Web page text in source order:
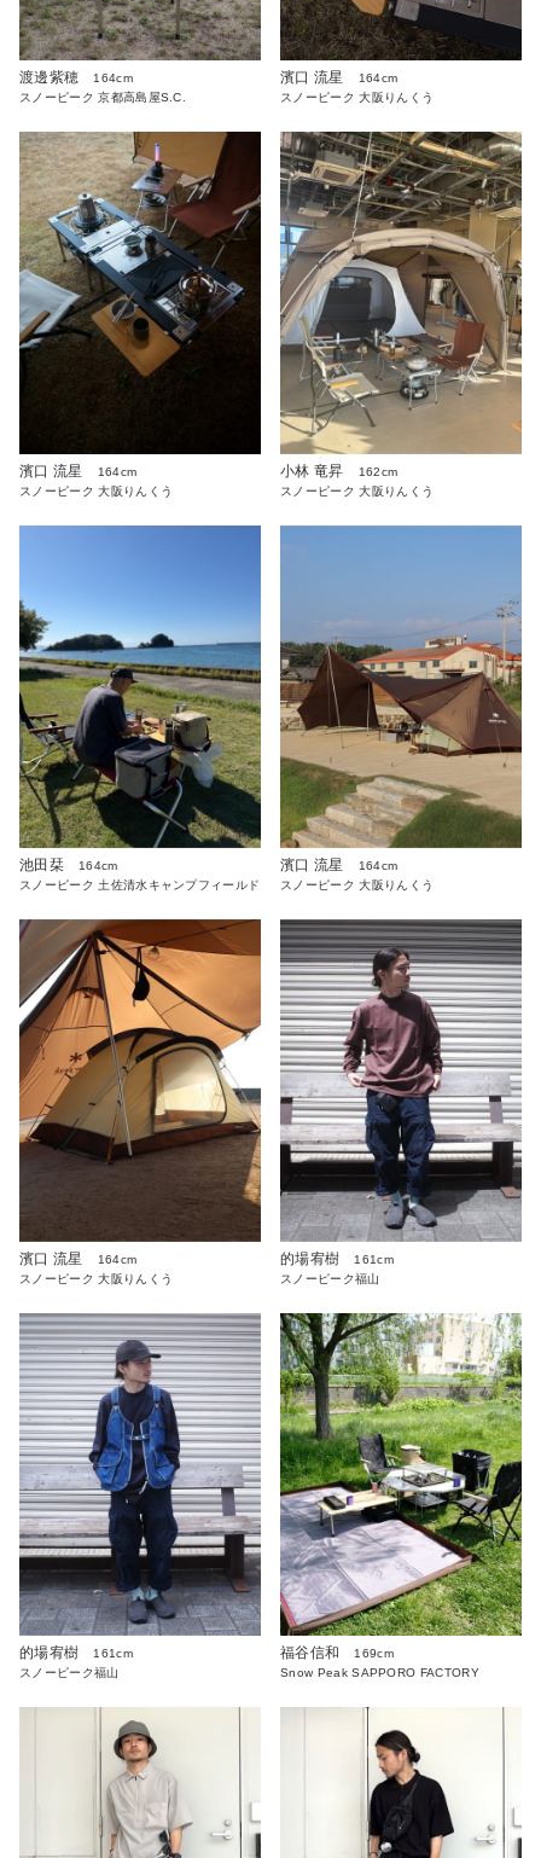
渡邊紫穂
164cm
スノーピーク 京都高島屋S.C.
濱口 流星
164cm
スノーピーク 大阪りんくう
濱口 流星
164cm
スノーピーク 大阪りんくう
小林 竜昇
162cm
スノーピーク 大阪りんくう
池田栞
164cm
スノーピーク 土佐清水キャンプフィールド
濱口 流星
164cm
スノーピーク 大阪りんくう
濱口 流星
164cm
スノーピーク 大阪りんくう
的場宥樹
161cm
スノーピーク福山
的場宥樹
161cm
スノーピーク福山
福谷信和
169cm
Snow Peak SAPPORO FACTORY